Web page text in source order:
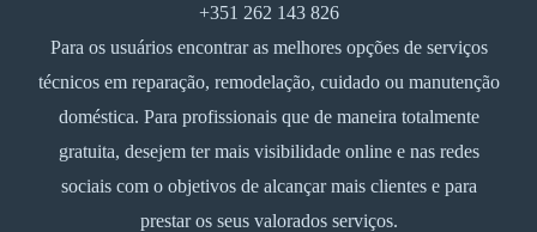
+351 262 143 826
Para os usuários encontrar as melhores opções de serviços
técnicos em reparação, remodelação, cuidado ou manutenção
doméstica. Para profissionais que de maneira totalmente
gratuita, desejem ter mais visibilidade online e nas redes
sociais com o objetivos de alcançar mais clientes e para
prestar os seus valorados serviços.